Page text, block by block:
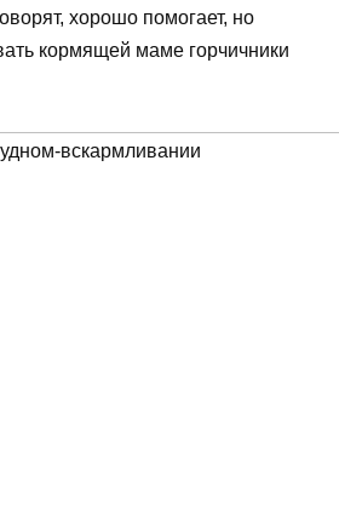
хорошо помогает, но
кормящей маме горчичники